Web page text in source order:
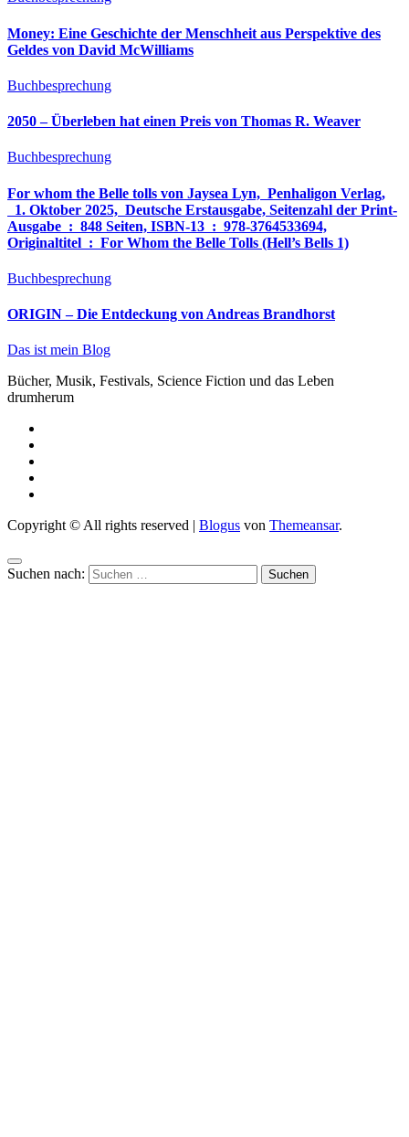
Money: Eine Geschichte der Menschheit aus Perspektive des
Geldes von David McWilliams
Buchbesprechung
2050 – Überleben hat einen Preis von Thomas R. Weaver
Buchbesprechung
For whom the Belle tolls von Jaysea Lyn, ‎ Penhaligon Verlag,
‎ 1. Oktober 2025, ‎ Deutsche Erstausgabe, Seitenzahl der Print-
Ausgabe ‏ : ‎ 848 Seiten, ISBN-13 ‏ : ‎ 978-3764533694,
Originaltitel ‏ : ‎ For Whom the Belle Tolls (Hell’s Bells 1)
Buchbesprechung
ORIGIN – Die Entdeckung von Andreas Brandhorst
Das ist mein Blog
Bücher, Musik, Festivals, Science Fiction und das Leben
drumherum
Copyright © All rights reserved | Blogus von Themeansar.
Suchen nach: